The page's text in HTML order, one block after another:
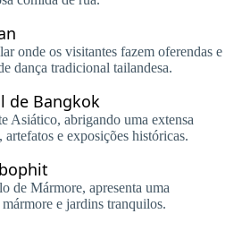
onde os visitantes fazem oferendas e
dança tradicional tailandesa.
de Bangkok
Asiático, abrigando uma extensa
artefatos e exposições históricas.
de Mármore, apresenta uma
e jardins tranquilos.